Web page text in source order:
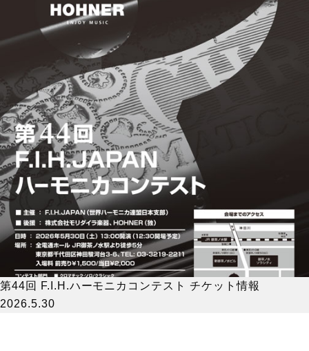
第44回 F.I.H.ハーモニカコンテスト チケット情報
2026.5.30